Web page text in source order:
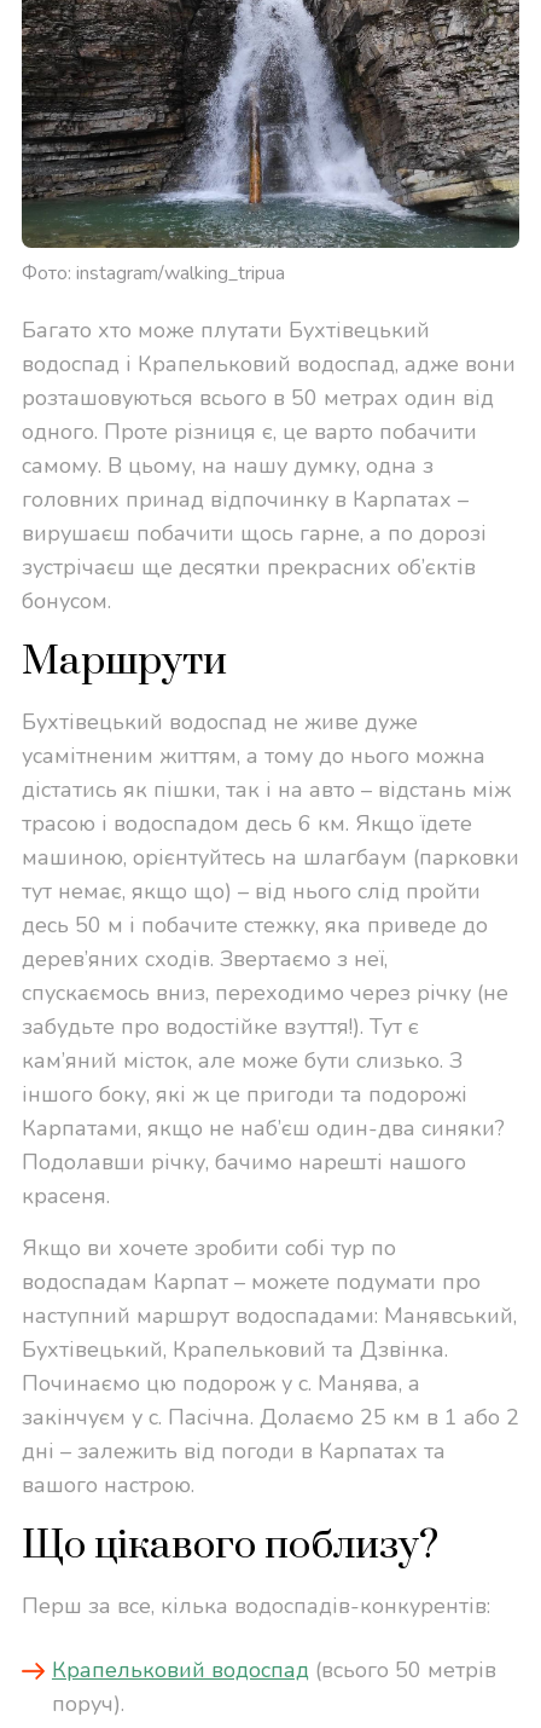
Фото: instagram/walking_tripua
Багато хто може плутати Бухтівецький
водоспад і Крапельковий водоспад, адже вони
розташовуються всього в 50 метрах один від
одного. Проте різниця є, це варто побачити
самому. В цьому, на нашу думку, одна з
головних принад відпочинку в Карпатах –
вирушаєш побачити щось гарне, а по дорозі
зустрічаєш ще десятки прекрасних об’єктів
бонусом.
Маршрути
Бухтівецький водоспад не живе дуже
усамітненим життям, а тому до нього можна
дістатись як пішки, так і на авто – відстань між
трасою і водоспадом десь 6 км. Якщо їдете
машиною, орієнтуйтесь на шлагбаум (парковки
тут немає, якщо що) – від нього слід пройти
десь 50 м і побачите стежку, яка приведе до
дерев’яних сходів. Звертаємо з неї,
спускаємось вниз, переходимо через річку (не
забудьте про водостійке взуття!). Тут є
кам’яний місток, але може бути слизько. З
іншого боку, які ж це пригоди та подорожі
Карпатами, якщо не наб’єш один-два синяки?
Подолавши річку, бачимо нарешті нашого
красеня.
Якщо ви хочете зробити собі тур по
водоспадам Карпат – можете подумати про
наступний маршрут водоспадами: Манявський,
Бухтівецький, Крапельковий та Дзвінка.
Починаємо цю подорож у с. Манява, а
закінчуєм у с. Пасічна. Долаємо 25 км в 1 або 2
дні – залежить від погоди в Карпатах та
вашого настрою.
Що цікавого поблизу?
Перш за все, кілька водоспадів-конкурентів:
Крапельковий водоспад(всього 50 метрів
поруч).